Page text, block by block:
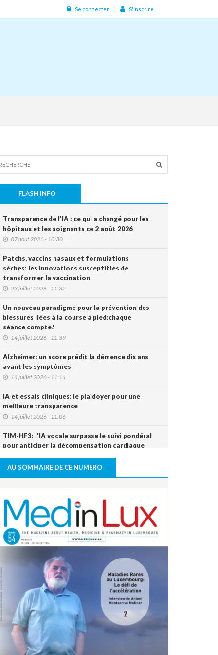
Se connecter S'inscrire
FLASH INFO
Transparence de l'IA : ce qui a changé pour les
hôpitaux et les soignants ce 2 août 2026
07 aout 2026 - 10:30
Patchs, vaccins nasaux et formulations
sèches: les innovations susceptibles de
transformer la vaccination
23 juillet 2026 - 11:32
Un nouveau paradigme pour la prévention des
blessures liées à la course à pied:chaque
séance compte!
14 juillet 2026 - 11:39
Alzheimer: un score prédit la démence dix ans
avant les symptômes
14 juillet 2026 - 11:14
IA et essais cliniques: le plaidoyer pour une
meilleure transparence
14 juillet 2026 - 11:06
TIM-HF3: l'IA vocale surpasse le suivi pondéral
pour anticiper la décompensation cardiaque
10 juillet 2026 - 12:25
08 juillet 2026 - 11:18
L’arthrodèse sacro-iliaque augmenterait à
long terme le risque de PTH
07 juillet 2026 - 09:47
Activité physique: bénéfice pour l’os, mais pas
nécessairement pour le disque intervertébral
07 juillet 2026 - 09:39
Comment une alimentation trop riche réduit la
cognition
22 juin 2026 - 17:16
Covid long: des symptômes réels, mais souvent
réversibles
AU SOMMAIRE DE CE NUMÉRO